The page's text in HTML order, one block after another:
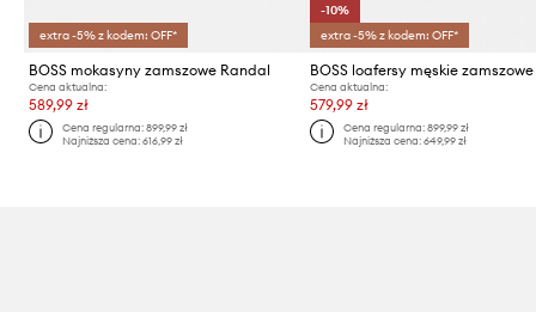
extra -5% z kodem: OFF*
BOSS mokasyny zamszowe Randal
Cena aktualna:
589,99 zł
Cena regularna:899,99 zł
Najniższa cena:616,99 zł
-10%
extra -5% z kodem: OFF*
Cena aktualna:
579,99 zł
Cena regularna: 899,99 zł
Najniższa cena: 649,99 zł